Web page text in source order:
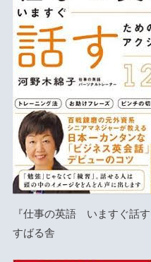
『仕事の英語 いますぐ話す
すばる舎